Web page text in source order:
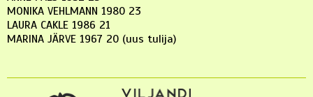
MONIKA VEHLMANN 1980 23
LAURA CAKLE 1986 21
MARINA JÄRVE 1967 20 (uus tulija)